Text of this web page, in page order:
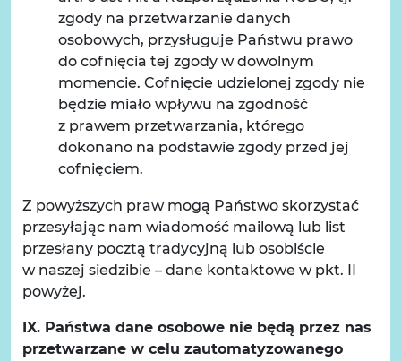
zgody na przetwarzanie danych
osobowych, przysługuje Państwu prawo
do cofnięcia tej zgody w dowolnym
momencie. Cofnięcie udzielonej zgody nie
będzie miało wpływu na zgodność
z prawem przetwarzania, którego
dokonano na podstawie zgody przed jej
cofnięciem.
Z powyższych praw mogą Państwo skorzystać
przesyłając nam wiadomość mailową lub list
przesłany pocztą tradycyjną lub osobiście
w naszej siedzibie – dane kontaktowe w pkt. II
powyżej.
IX. Państwa dane osobowe nie będą przez nas
przetwarzane w celu zautomatyzowanego